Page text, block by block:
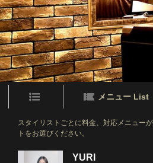
メニュー List
スタイリストごとに料金、対応メニュー
トをお選びください。
YURI